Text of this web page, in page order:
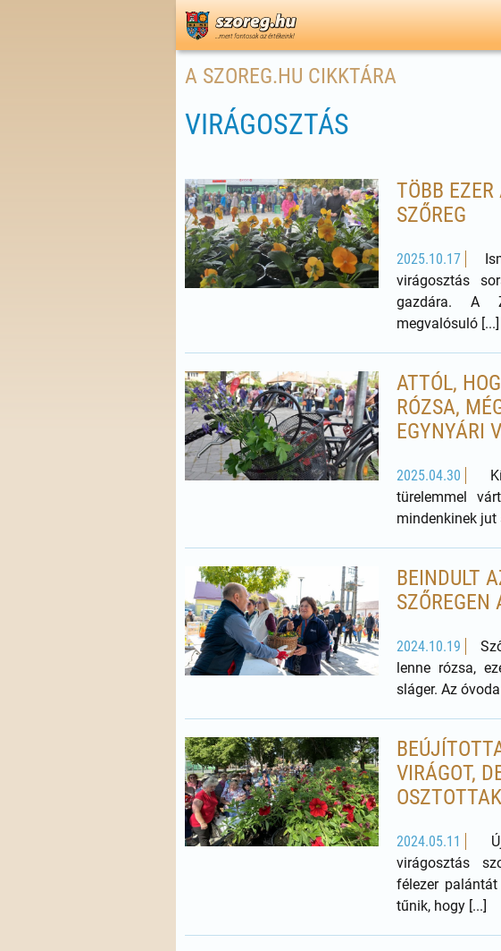
A SZOREG.HU CIKKTÁRA
VIRÁGOSZTÁS
TÖBB
SZŐREG
2025.10.17
virágosztás
gazdára. A
megvalósuló [...]
ATTÓL,
RÓZSA,
EGYNYÁRI
2025.04.30
türelemmel
mindenkinek jut
BEINDULT
2024.10.19
lenne rózsa,
sláger. Az
VIRÁGOT,
OSZTOTTAK
2024.05.11
virágosztás
félezer
tűnik, hogy [...]